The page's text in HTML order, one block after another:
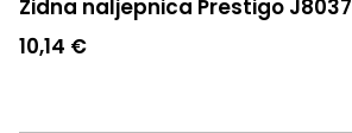
Zidna naljepnica Prestigo J8037
10,14 €